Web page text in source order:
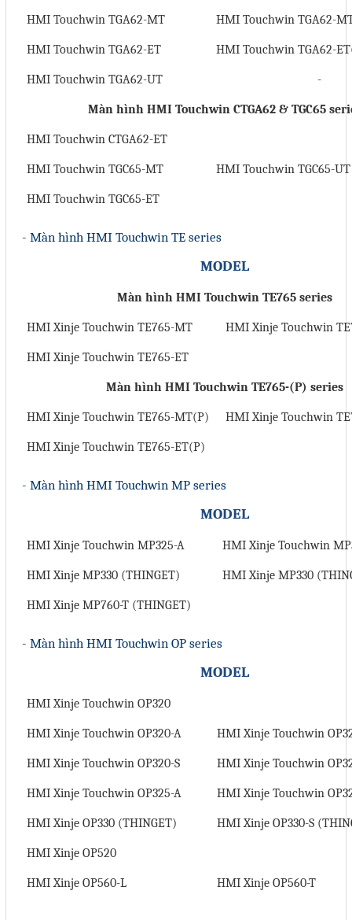
HMI Touchwin TGA62-MT HMI Touchwin TGA62-
HMI Touchwin TGA62-ET HMI Touchwin TGA62-
HMI Touchwin TGA62-UT -
Màn hình HMI Touchwin CTGA62 & TGC65
HMI Touchwin CTGA62-ET
HMI Touchwin TGC65-MT HMI Touchwin TGC65-UT
HMI Touchwin TGC65-ET
- Màn hình HMI Touchwin TE series
MODEL
Màn hình HMI Touchwin TE765 series
HMI Xinje Touchwin TE765-MT HMI Xinje Touchwin
HMI Xinje Touchwin TE765-ET
Màn hình HMI Touchwin TE765-(P) series
HMI Xinje Touchwin TE765-MT(P) HMI Xinje Touchwin
HMI Xinje Touchwin TE765-ET(P)
- Màn hình HMI Touchwin MP series
MODEL
HMI Xinje Touchwin MP325-A HMI Xinje Touchwin
HMI Xinje MP330 (THINGET) HMI Xinje MP330
HMI Xinje MP760-T (THINGET)
- Màn hình HMI Touchwin OP series
MODEL
HMI Xinje Touchwin OP320
HMI Xinje Touchwin OP320-A HMI Xinje Touchwin
HMI Xinje Touchwin OP320-S HMI Xinje Touchwin
HMI Xinje Touchwin OP325-A HMI Xinje Touchwin
HMI Xinje OP330 (THINGET) HMI Xinje OP330-S
HMI Xinje OP520
HMI Xinje OP560-L HMI Xinje OP560-T